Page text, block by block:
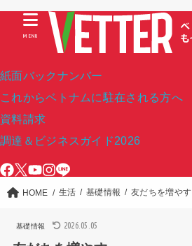
紙面バックナンバー
これからベトナムに駐在される方へ
資料請求
調達＆ビジネスガイド2026
MENU
HOME 生活 基礎情報 友だちを増やす
基礎情報 2026.05.05